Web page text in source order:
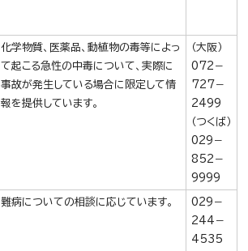
化学物質、医薬品、動植物の毒等によっ
て起こる急性の中毒について、実際に
事故が発生している場合に限定して情
報を提供しています。
（大阪）
072－
727－
2499
（つくば）
029－
852－
9999
難病についての相談に応じています。
029－
244－
4535